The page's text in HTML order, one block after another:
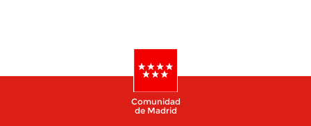
Comunidad
de Madrid